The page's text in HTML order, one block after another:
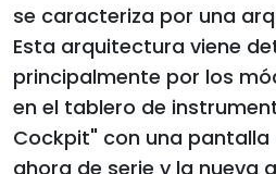
se caracteriza por una
Esta arquitectura viene
principalmente por los
en el tablero de
Cockpit" con una pantalla
ahora de serie y la nueva